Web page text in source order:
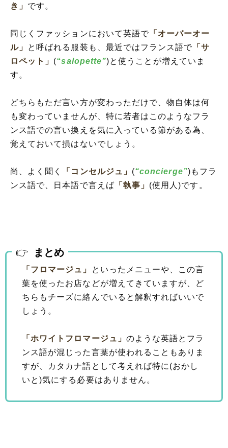
き」 です。
同じくファッションにおいて英語で 「オーバーオー
ル」
と呼ばれる服装も、最近ではフランス語で 「サ
ロペット」 (“salopette”)と使うことが増えていま
す。
どちらもただ言い方が変わっただけで、物自体は何
も変わっていませんが、特に若者はこのようなフラ
ンス語での言い換えを気に入っている節がある為、
覚えておいて損はないでしょう。
尚、よく聞く 「コンセルジュ」 (“concierge”)もフラ
ンス語で、日本語で言えば 「執事」 (使用人)です。
まとめ
「フロマージュ」
といったメニューや、この言
葉を使ったお店などが増えてきていますが、ど
ちらもチーズに絡んでいると解釈すればいいで
しょう。
「ホワイトフロマージュ」 のような英語とフラ
ンス語が混じった言葉が使われることもありま
すが、カタカナ語として考えれば特に(おかし
いと)気にする必要はありません。